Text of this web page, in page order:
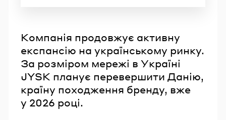
Компанія продовжує активну
експансію на українському ринку.
За розміром мережі в Україні
JYSK планує перевершити Данію,
країну походження бренду, вже
у 2026 році.